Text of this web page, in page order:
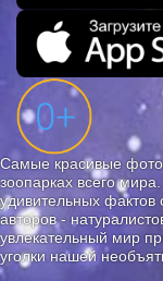
Самые красивые фото
зоопарках всего
удивительных
авторов -
увлекательный мир
уголки нашей